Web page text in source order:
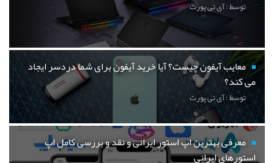
توسط : آی تی پورت
معایب آیفون چیست؟ آیا خرید آیفون برای شما دردسر ایجاد
می کند؟
توسط : آی تی پورت
معرفی بهترین اپ استور ایرانی و نقد و بررسی کامل اپ
استورهای ایرانی